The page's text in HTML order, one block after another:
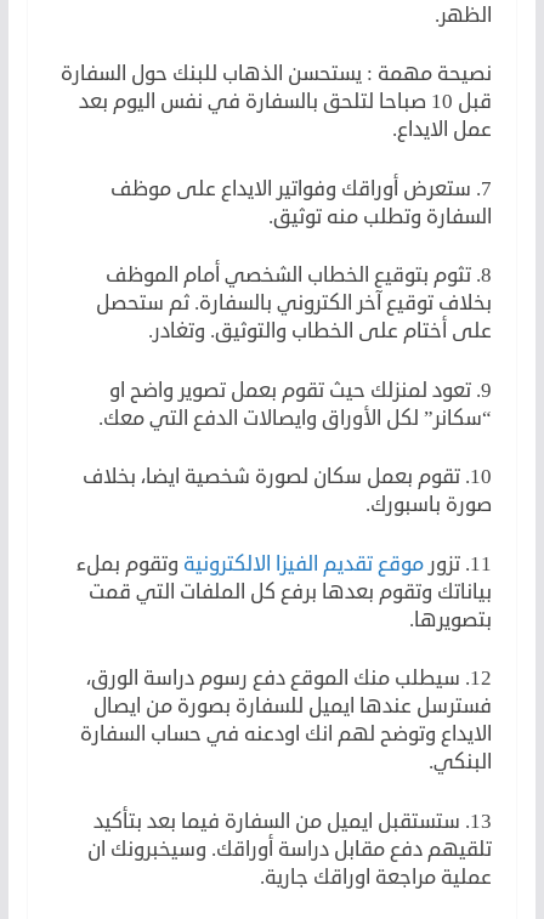
الظهر.
نصيحة مهمة : يستحسن الذهاب للبنك حول السفارة
قبل 10 صباحا لتلحق بالسفارة في نفس اليوم بعد
عمل الايداع.
7. ستعرض أوراقك وفواتير الايداع على موظف
السفارة وتطلب منه توثيق.
8. تثوم بتوقيع الخطاب الشخصي أمام الموظف
بخلاف توقيع آخر الكتروني بالسفارة. ثم ستحصل
على أختام على الخطاب والتوثيق. وتغادر.
9. تعود لمنزلك حيث تقوم بعمل تصوير واضح او
“سكانر” لكل الأوراق وايصالات الدفع التي معك.
10. تقوم بعمل سكان لصورة شخصية ايضا، بخلاف
صورة باسبورك.
11. تزور
موقع تقديم الفيزا الالكترونية وتقوم بملء
بياناتك وتقوم بعدها برفع كل الملفات التي قمت
بتصويرها.
12. سيطلب منك الموقع دفع رسوم دراسة الورق،
فسترسل عندها ايميل للسفارة بصورة من ايصال
الايداع وتوضح لهم انك اودعنه في حساب السفارة
البنكي.
13. ستستقبل ايميل من السفارة فيما بعد بتأكيد
تلقيهم دفع مقابل دراسة أوراقك. وسيخبرونك ان
عملية مراجعة اوراقك جارية.